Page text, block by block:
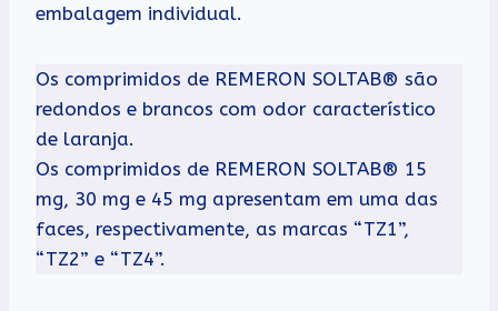
embalagem individual.
Os comprimidos de REMERON SOLTAB® são
redondos e brancos com odor característico
de laranja.
Os comprimidos de REMERON SOLTAB® 15
mg, 30 mg e 45 mg apresentam em uma das
faces, respectivamente, as marcas “TZ1”,
“TZ2” e “TZ4”.